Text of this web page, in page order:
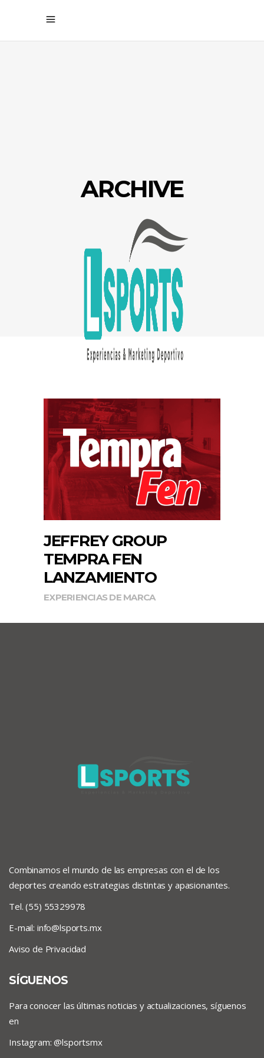
ARCHIVE
JEFFREY GROUP
TEMPRA FEN
LANZAMIENTO
EXPERIENCIAS DE MARCA
Combinamos el mundo de las empresas con el de los
deportes creando estrategias distintas y apasionantes.
Tel. (55) 55329978
E-mail: info@lsports.mx
Aviso de Privacidad
SÍGUENOS
Para conocer las últimas noticias y actualizaciones, síguenos
en
Instagram: @lsportsmx